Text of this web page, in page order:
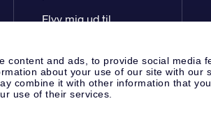
content and ads, to provide social media
about your use of our site with our
combine it with other information that
use of their services.
Flyv mig ud til